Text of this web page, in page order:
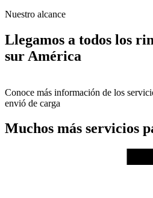
Nuestro alcance
Llegamos a todos los
sur América
Conoce más información de los
envió de carga
Muchos más servicios